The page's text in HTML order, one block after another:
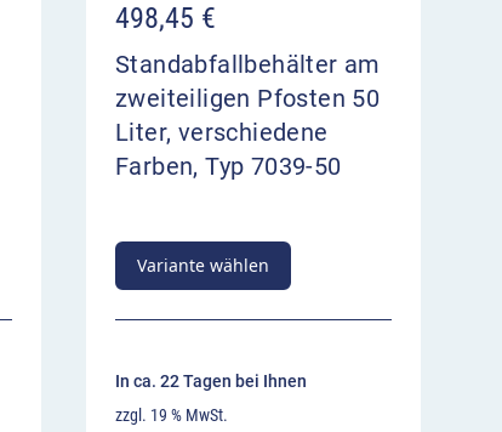
498,45 €
Standabfallbehälter am
zweiteiligen Pfosten 50
Liter, verschiedene
Farben, Typ 7039-50
Variante wählen
In ca. 22 Tagen bei Ihnen
zzgl. 19 % MwSt.